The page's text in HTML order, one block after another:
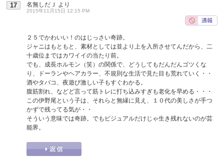
17 名無しだＪ より
2015年11月15日 12:15 PM
２５でかわいい！のはじっさい奇跡。
ジャニはもともと、素材としては並より上を入所させてんだから、二
十歳位まではカワイイの当たり前。
でも、成長ホルモン（笑）の関係で、どうしてもだんだんゴツくな
り、ドーランやヘアカラー、不規則な生活で見た目も荒れていく・・
酒やタバコ、夜遊び激しい子もすぐわかる。
腹筋割れ、などど言って筋トレに打ち込みすぎも老化を早める・・・
この伊野尾という子は、それらと無縁に見え、１０代の美しさが手つ
かずで残ってる気が・・
そういう意味では奇跡。でもビジュアルだけじゃ生き残れないのが芸
能界。